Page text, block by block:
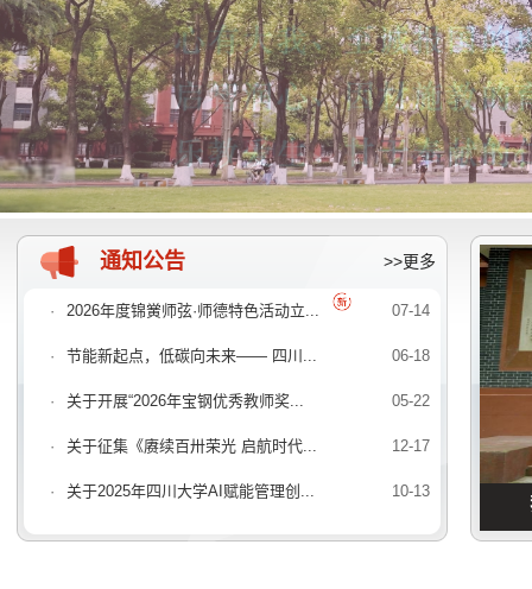
通知公告 >>更多
· 2026年度锦黉师弦·师德特色活动立... 07-14
· 节能新起点，低碳向未来—— 四川... 06-18
· 关于开展“2026年宝钢优秀教师奖... 05-22
· 关于征集《赓续百卅荣光 启航时代... 12-17
· 关于2025年四川大学AI赋能管理创... 10-13